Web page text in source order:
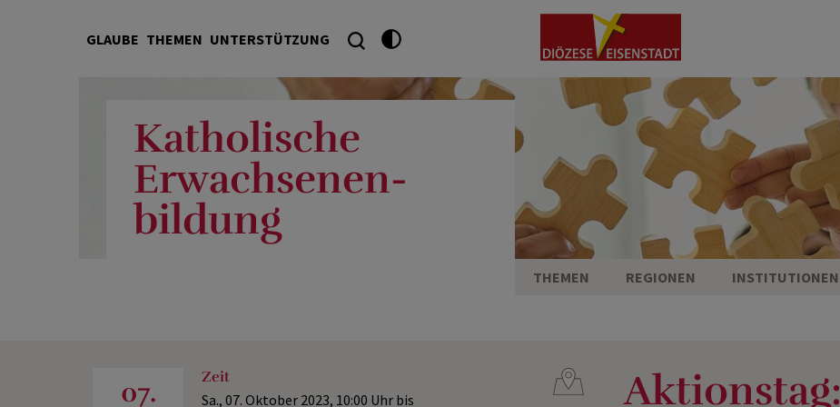
GLAUBE THEMEN UNTERSTÜTZUNG
Katholische
Erwachsenen-
bildung
THEMEN REGIONEN INSTITUTIONEN
07.
Zeit
Sa., 07. Oktober 2023, 10:00 Uhr bis
Aktionstag: